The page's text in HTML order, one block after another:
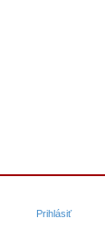
Prihlásiť